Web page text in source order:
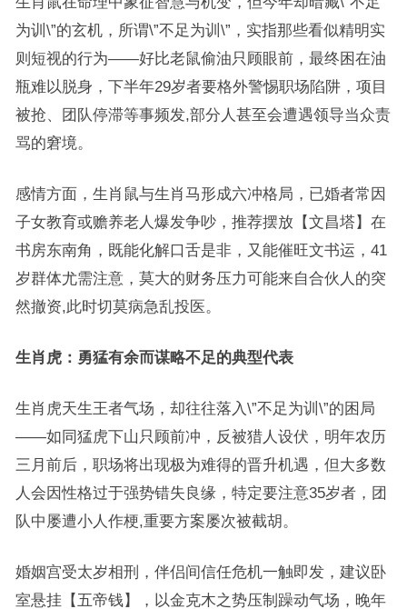
为训\”的玄机，所谓\”不足为训\”，实指那些看似精明实
则短视的行为——好比老鼠偷油只顾眼前，最终困在油
瓶难以脱身，下半年29岁者要格外警惕职场陷阱，项目
被抢、团队停滞等事频发,部分人甚至会遭遇领导当众责
骂的窘境。
感情方面，生肖鼠与生肖马形成六冲格局，已婚者常因
子女教育或赡养老人爆发争吵，推荐摆放【文昌塔】在
书房东南角，既能化解口舌是非，又能催旺文书运，41
岁群体尤需注意，莫大的财务压力可能来自合伙人的突
然撤资,此时切莫病急乱投医。
生肖虎：勇猛有余而谋略不足的典型代表
生肖虎天生王者气场，却往往落入\”不足为训\”的困局
——如同猛虎下山只顾前冲，反被猎人设伏，明年农历
三月前后，职场将出现极为难得的晋升机遇，但大多数
人会因性格过于强势错失良缘，特定要注意35岁者，团
队中屡遭小人作梗,重要方案屡次被截胡。
婚姻宫受太岁相刑，伴侣间信任危机一触即发，建议卧
室悬挂【五帝钱】，以金克木之势压制躁动气场，晚年